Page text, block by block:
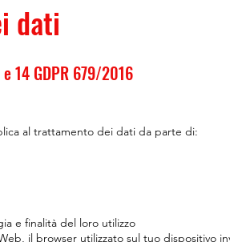
dati
14 GDPR 679/2016
al trattamento dei dati da parte di:
e finalità del loro utilizzo
il browser utilizzato sul tuo dispositivo